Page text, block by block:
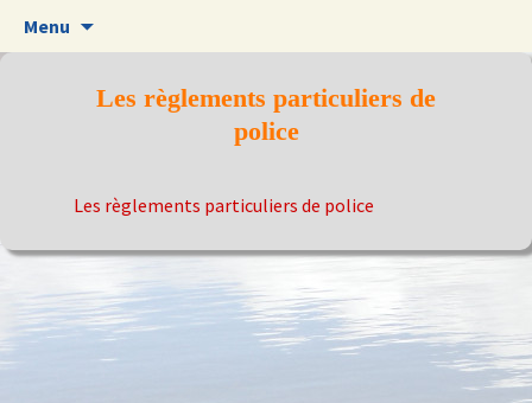
Menu
Les règlements particuliers de
police
Les règlements particuliers de police